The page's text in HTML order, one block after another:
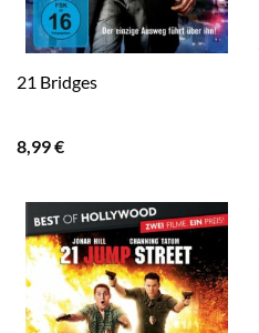
21 Bridges
8,99€